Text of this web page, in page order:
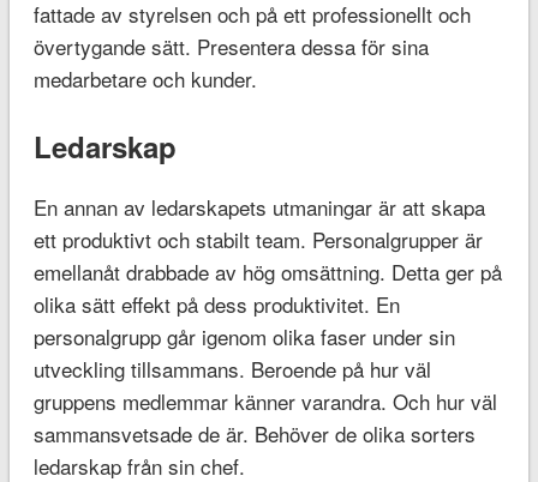
fattade av styrelsen och på ett professionellt och
övertygande sätt. Presentera dessa för sina
medarbetare och kunder.
Ledarskap
En annan av ledarskapets utmaningar är att skapa
ett produktivt och stabilt team. Personalgrupper är
emellanåt drabbade av hög omsättning. Detta ger på
olika sätt effekt på dess produktivitet. En
personalgrupp går igenom olika faser under sin
utveckling tillsammans. Beroende på hur väl
gruppens medlemmar känner varandra. Och hur väl
sammansvetsade de är. Behöver de olika sorters
ledarskap från sin chef.